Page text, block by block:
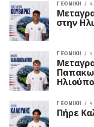
Γ ΕΘΝΙΚΉ 4
στην
Γ ΕΘΝΙΚΉ 4
Γ ΕΘΝΙΚΉ 4
Πήρε